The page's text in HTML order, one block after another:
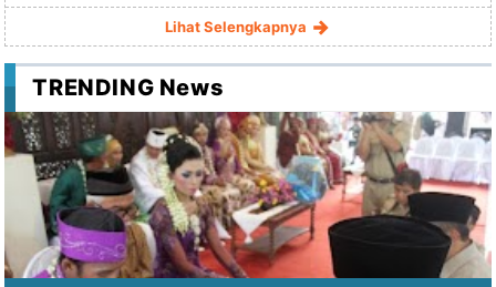
Lihat Selengkapnya
TRENDING News